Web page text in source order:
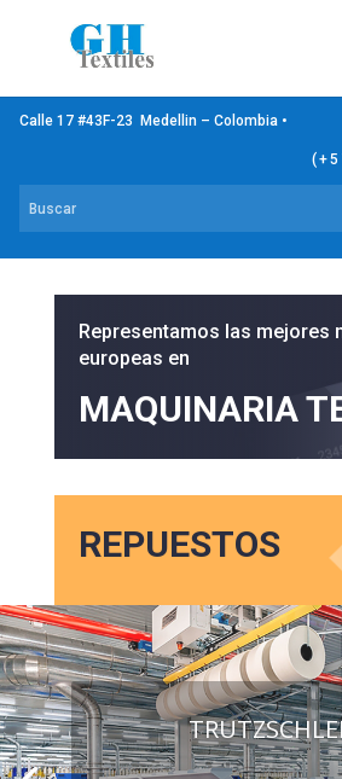
Calle 17 #43F-23 Medellin – Colombia •
Representamos las mejores
europeas en
MAQUINARIA
REPUESTOS